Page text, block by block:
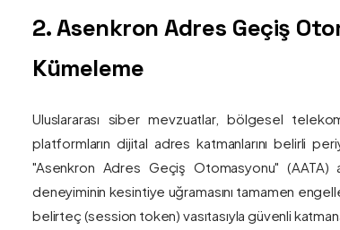
2. Asenkron Adres Geçiş
Kümeleme
Uluslararası siber mevzuatlar, bölgesel
platformların dijital adres katmanlarını belirli
"Asenkron Adres Geçiş Otomasyonu" (AATA)
deneyiminin kesintiye uğramasını tamamen
belirteç (session token) vasıtasıyla güvenli